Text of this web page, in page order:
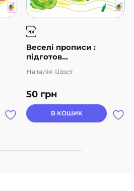
Веселі прописи :
підготов...
50 грн
Наталія Шост
В КОШИК